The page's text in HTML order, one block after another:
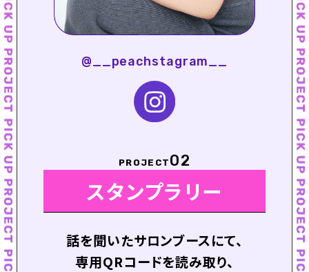
@__peachstagram__
PROJECT 02
スタンプラリー
話を聞いたサロンブースにて、
専用QRコードを読み取り、